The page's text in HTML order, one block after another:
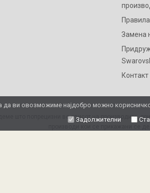
да ви овозможиме најдобро можно
Задолжителни
Замена
Контакт
што попрецизни во описот на производите,
производи кои се прикажани се